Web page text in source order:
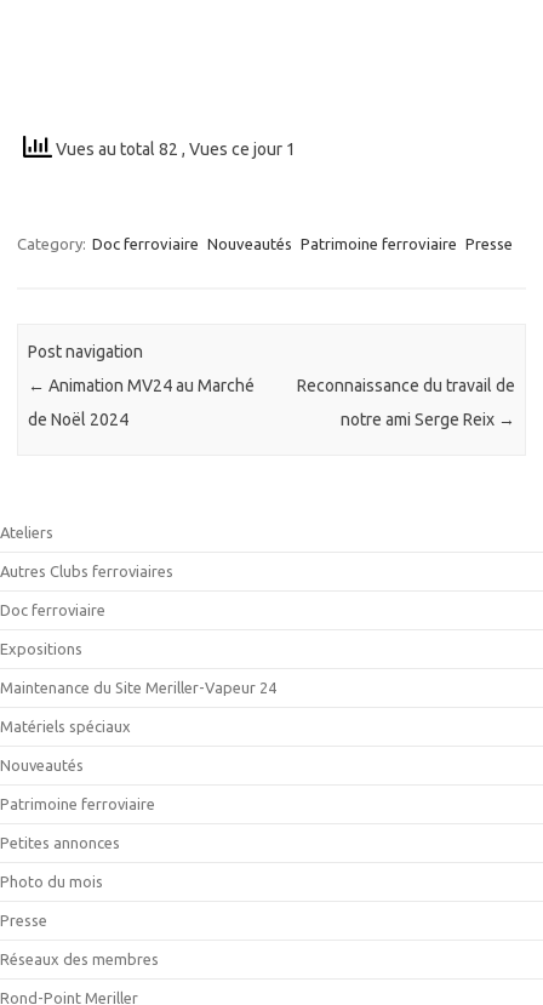
Vues au total 82 , Vues ce jour 1
Category: Doc ferroviaire Nouveautés Patrimoine ferroviaire Presse
Post navigation
← Animation MV24 au Marché
de Noël 2024
Reconnaissance du travail de
notre ami Serge Reix →
Ateliers
Autres Clubs ferroviaires
Doc ferroviaire
Expositions
Maintenance du Site Meriller-Vapeur 24
Matériels spéciaux
Nouveautés
Patrimoine ferroviaire
Petites annonces
Photo du mois
Presse
Réseaux des membres
Rond-Point Meriller